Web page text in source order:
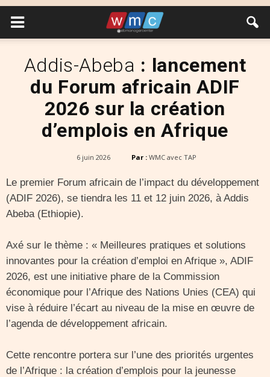
Addis-Abeba : lancement
du Forum africain ADIF
2026 sur la création
d’emplois en Afrique
6 juin 2026 Par : WMC avec TAP
Le premier Forum africain de l’impact du développement
(ADIF 2026), se tiendra les 11 et 12 juin 2026, à Addis
Abeba (Ethiopie).
Axé sur le thème : « Meilleures pratiques et solutions
innovantes pour la création d’emploi en Afrique », ADIF
2026, est une initiative phare de la Commission
économique pour l’Afrique des Nations Unies (CEA) qui
vise à réduire l’écart au niveau de la mise en œuvre de
l’agenda de développement africain.
Cette rencontre portera sur l’une des priorités urgentes
de l’Afrique : la création d’emplois pour la jeunesse